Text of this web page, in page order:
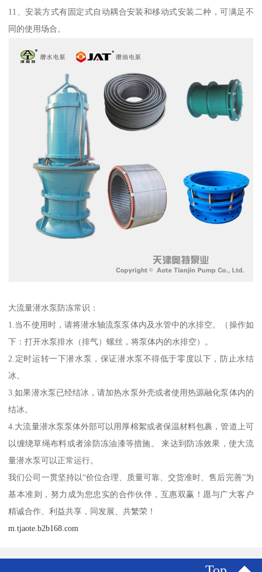
11、安装方式有固定式自动耦合安装和移动式安装二种，可满足不
同的使用场合。
大流量潜水泵防冻常识：
1.当不使用时，请将潜水轴流泵泵体内及水管中的水排空。（操作如
下：打开水泵排水（排气）螺丝，将泵体内的水排空）。
2.定时运转一下潜水泵，保证潜水泵不得低于零度以下，防止水结
冰。
3.如果潜水泵已经结冰，请加热水泵外壳或者使用热源融化泵体内的
结冰。
4.大流量潜水泵泵体外部可以用厚棉絮或者保温材料包裹，管道上可
以缠绕草绳布料或者涂防冻油漆等措施。 来达到防冻效果，使大流
量潜水泵可以正常运行。
我们公司一贯坚持以“价位合理、质量可靠、交货准时、售后完善”为
基本准则，努力成为您忠实的合作伙伴，互惠双赢！愿与广大客户
精诚合作、利益共享，同发展、共繁荣！
m.tjaote.b2b168.com